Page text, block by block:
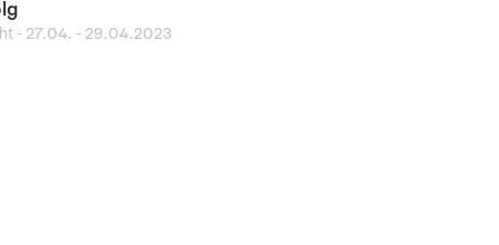
- 27.04. - 29.04.2023